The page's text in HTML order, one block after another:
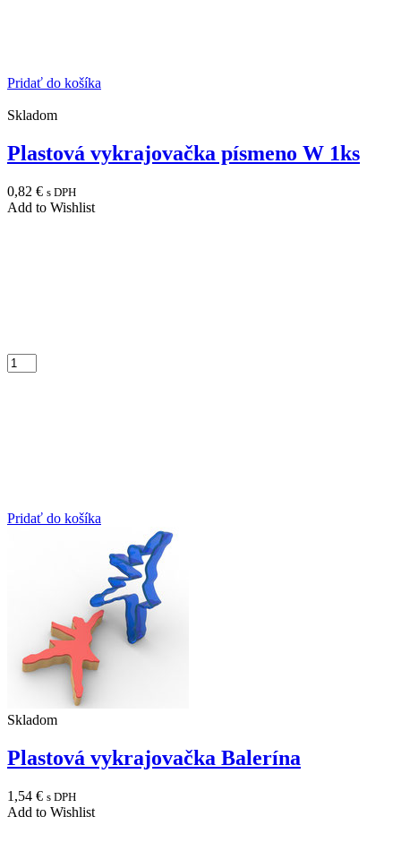
Pridať do košíka
Skladom
Plastová vykrajovačka písmeno W 1ks
0,82 € s DPH
Add to Wishlist
Pridať do košíka
Skladom
Plastová vykrajovačka Balerína
1,54 € s DPH
Add to Wishlist